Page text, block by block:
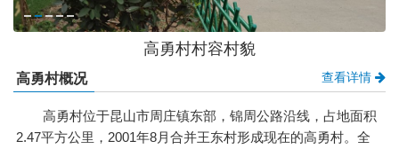
高勇村村容村貌
高勇村概况 查看详情
高勇村位于昆山市周庄镇东部，锦周公路沿线，占地面积
2.47平方公里，2001年8月合并王东村形成现在的高勇村。全